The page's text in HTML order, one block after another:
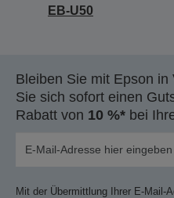
EB-U50
Bleiben Sie mit Epson
Sie sich sofort einen
Rabatt von 10 %* bei
Mit der Übermittlung Ihrer E-Mail-